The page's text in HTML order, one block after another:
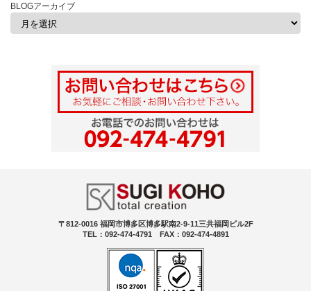
BLOGアーカイブ
〒812-0016 福岡市博多区博多駅南2-9-11三共福岡ビル2F
TEL：092-474-4791 FAX：092-474-4891